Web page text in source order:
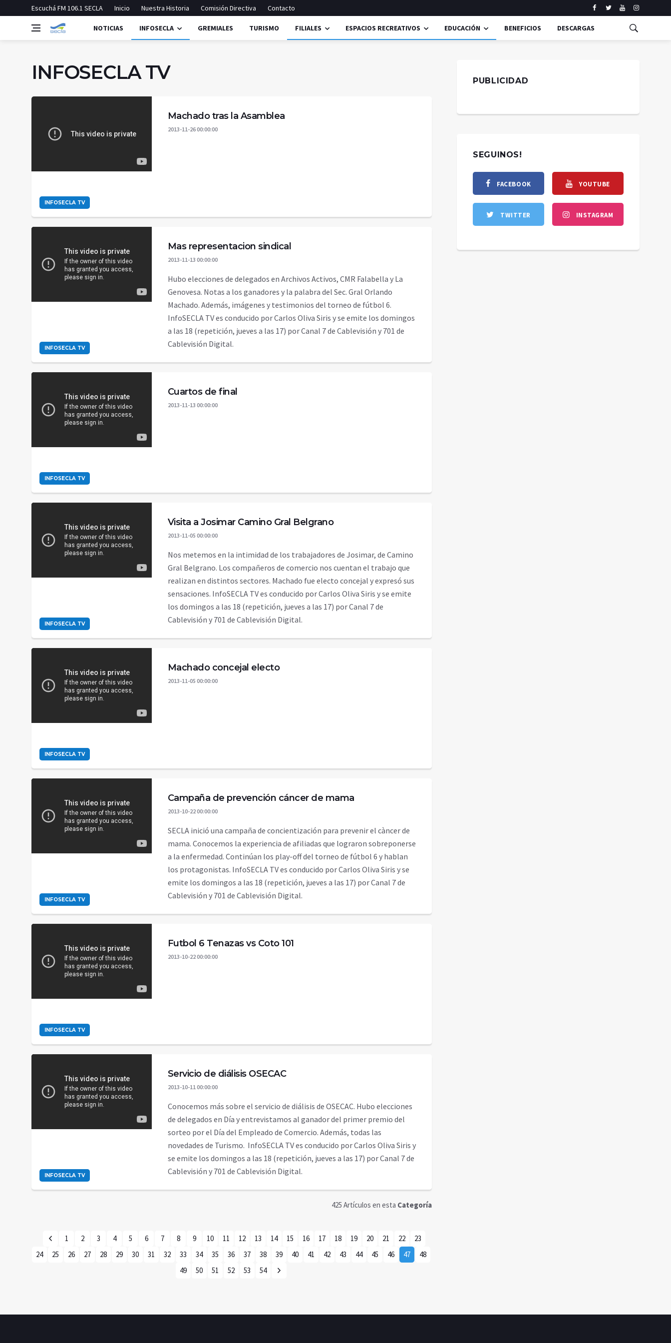
Escuchá FM 106.1 SECLA Inicio Nuestra Historia Comisión Directiva Contacto
NOTICIAS INFOSECLA GREMIALES TURISMO FILIALES ESPACIOS RECREATIVOS EDUCACIÓN BENEFICIOS DESCARGAS
INFOSECLA TV
INFOSECLA TV
Machado tras la Asamblea
2013-11-26 00:00:00
INFOSECLA TV
Mas representacion sindical
2013-11-13 00:00:00
Hubo elecciones de delegados en Archivos Activos, CMR Falabella y La
Genovesa. Notas a los ganadores y la palabra del Sec. Gral Orlando
Machado. Además, imágenes y testimonios del torneo de fútbol 6.
InfoSECLA TV es conducido por Carlos Oliva Siris y se emite los domingos
a las 18 (repetición, jueves a las 17) por Canal 7 de Cablevisión y 701 de
Cablevisión Digital.
INFOSECLA TV
Cuartos de final
2013-11-13 00:00:00
INFOSECLA TV
Visita a Josimar Camino Gral Belgrano
2013-11-05 00:00:00
Nos metemos en la intimidad de los trabajadores de Josimar, de Camino
Gral Belgrano. Los compañeros de comercio nos cuentan el trabajo que
realizan en distintos sectores. Machado fue electo concejal y expresó sus
sensaciones. InfoSECLA TV es conducido por Carlos Oliva Siris y se emite
los domingos a las 18 (repetición, jueves a las 17) por Canal 7 de
Cablevisión y 701 de Cablevisión Digital.
INFOSECLA TV
Machado concejal electo
2013-11-05 00:00:00
INFOSECLA TV
Campaña de prevención cáncer de mama
2013-10-22 00:00:00
SECLA inició una campaña de concientización para prevenir el càncer de
mama. Conocemos la experiencia de afiliadas que lograron sobreponerse
a la enfermedad. Continúan los play-off del torneo de fútbol 6 y hablan
los protagonistas. InfoSECLA TV es conducido por Carlos Oliva Siris y se
emite los domingos a las 18 (repetición, jueves a las 17) por Canal 7 de
Cablevisión y 701 de Cablevisión Digital.
INFOSECLA TV
Futbol 6 Tenazas vs Coto 101
2013-10-22 00:00:00
INFOSECLA TV
Servicio de diálisis OSECAC
2013-10-11 00:00:00
Conocemos más sobre el servicio de diálisis de OSECAC. Hubo elecciones
de delegados en Día y entrevistamos al ganador del primer premio del
sorteo por el Día del Empleado de Comercio. Además, todas las
novedades de Turismo. InfoSECLA TV es conducido por Carlos Oliva Siris y
se emite los domingos a las 18 (repetición, jueves a las 17) por Canal 7 de
Cablevisión y 701 de Cablevisión Digital.
425 Artículos en esta Categoría
1 2 3 4 5 6 7 8 9 10 11 12 13 14 15 16 17 18 19 20 21 22
23
24
25 26 27 28 29 30 31 32 33 34 35 36 37 38 39 40 41 42 43 44 45 46 47
48
49
50 51 52 53 54
PUBLICIDAD
SEGUINOS!
FACEBOOK
TWITTER
YOUTUBE
INSTAGRAM